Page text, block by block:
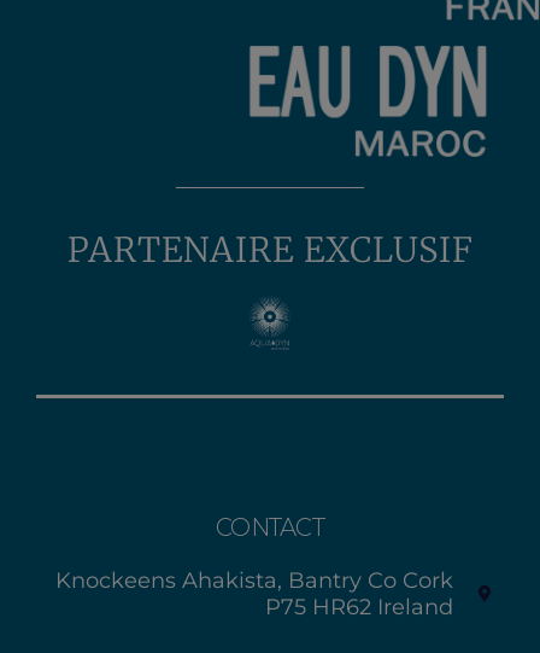
PARTENAIRE EXCLUSIF
CONTACT
Knockeens Ahakista, Bantry Co Cork
P75 HR62 Ireland